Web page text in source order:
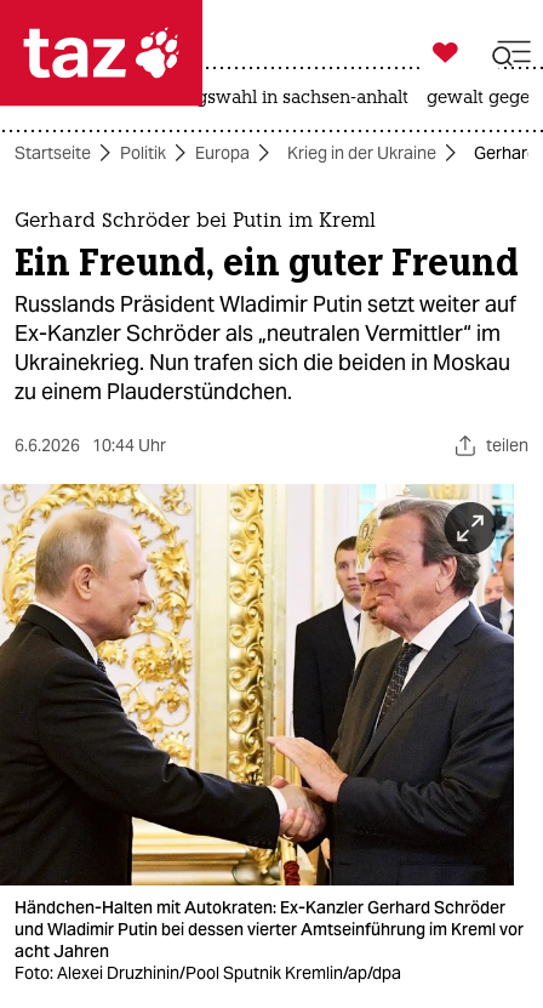
 taz zahl ich
taz zahl ich
themen
politik
öko
gesellschaft
kultur
sport
berlin
nord
wahrheit
verlag
verlag
veranstaltungen
fragen & hilfe
unterstützen

taz zahl ich
landtagswahl in sachsen-anhalt gewalt
Startseite Politik Europa Krieg in der Ukraine Gerhard
Gerhard Schröder bei Putin im Kreml
Ein Freund, ein guter Freund
Russlands Präsident Wladimir Putin setzt weiter auf
Ex-Kanzler Schröder als „neutralen Vermittler“ im
Ukrainekrieg. Nun trafen sich die beiden in Moskau
zu einem Plauderstündchen.
6.6.2026 10:44 Uhr teilen
Händchen-Halten mit Autokraten: Ex-Kanzler Gerhard Schröder
und Wladimir Putin bei dessen vierter Amtseinführung im Kreml vor
acht Jahren
Foto: Alexei Druzhinin/Pool Sputnik Kremlin/ap/dpa